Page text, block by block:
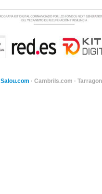
Salou.com · Cambrils.com ·